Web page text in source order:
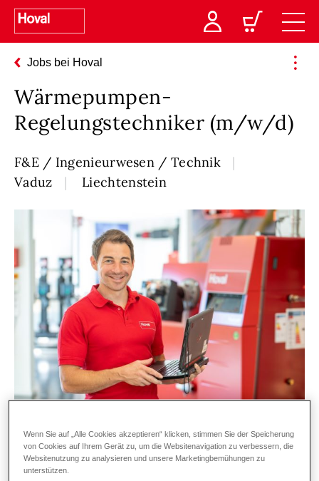
Jobs bei Hoval
Wärmepumpen-
Regelungstechniker (m/w/d)
F&E / Ingenieurwesen / Technik
Vaduz
Liechtenstein
Werde Teil unserer Entwicklungswelt
Wenn Sie auf „Alle Cookies akzeptieren“ klicken, stimmen Sie der Speicherung
von Cookies auf Ihrem Gerät zu, um die Websitenavigation zu verbessern, die
Websitenutzung zu analysieren und unsere Marketingbemühungen zu
unterstützen.